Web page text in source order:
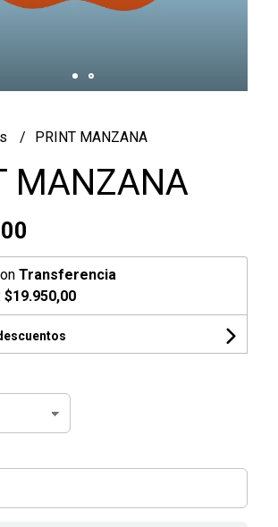
PRINT MANZANA
MANZANA
Transferencia
$19.950,00